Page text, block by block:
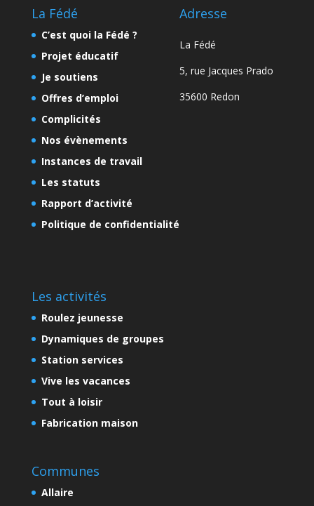
La Fédé
C’est quoi la Fédé ?
Projet éducatif
Je soutiens
Offres d’emploi
Complicités
Nos évènements
Instances de travail
Les statuts
Rapport d’activité
Politique de confidentialité
Adresse
La Fédé
5, rue Jacques Prado
35600 Redon
Les activités
Roulez jeunesse
Dynamiques de groupes
Station services
Vive les vacances
Tout à loisir
Fabrication maison
Communes
Allaire